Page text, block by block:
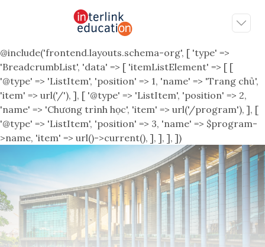
@include('frontend.layouts.schema-org', [ 'type' =>
'BreadcrumbList', 'data' => [ 'itemListElement' => [ [
'@type' => 'ListItem', 'position' => 1, 'name' => 'Trang chủ',
'item' => url('/'), ], [ '@type' => 'ListItem', 'position' => 2,
'name' => 'Chương trình học', 'item' => url('/program'), ], [
'@type' => 'ListItem', 'position' => 3, 'name' => $program-
>name, 'item' => url()->current(), ], ], ], ])